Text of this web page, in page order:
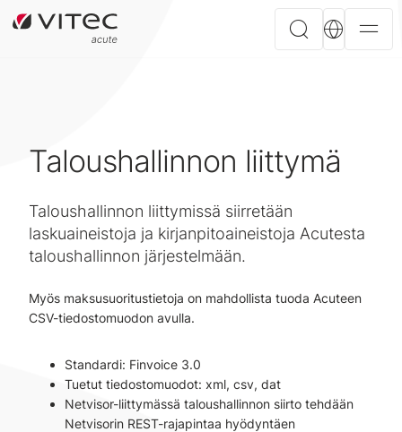
Taloushallinnon liittymä
Taloushallinnon liittymissä siirretään
laskuaineistoja ja kirjanpitoaineistoja Acutesta
taloushallinnon järjestelmään.
Myös maksusuoritustietoja on mahdollista tuoda Acuteen
CSV-tiedostomuodon avulla.
Standardi: Finvoice 3.0
Tuetut tiedostomuodot: xml, csv, dat
Netvisor-liittymässä taloushallinnon siirto tehdään
Netvisorin REST-rajapintaa hyödyntäen